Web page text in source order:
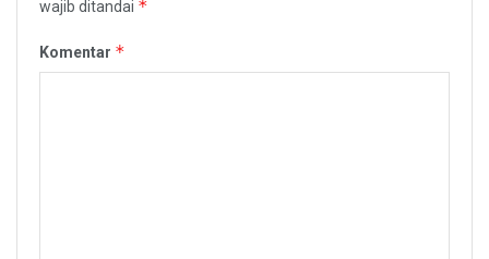
wajib ditandai *
Komentar *